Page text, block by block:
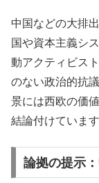
中国などの大排
国や資本主義シ
動アクティビス
のない政治的抗
景には西欧の価
結論付けています
論拠の提示